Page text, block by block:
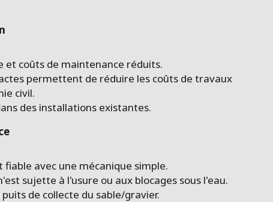
et coûts de maintenance réduits.
permettent de réduire les coûts de travaux
civil.
des installations existantes.
avec une mécanique simple.
sujette à l'usure ou aux blocages sous l'eau.
de collecte du sable/gravier.